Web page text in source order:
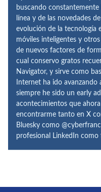
buscando
línea y de las novedades
evolución de la tecnología
móviles inteligentes y
de nuevos factores de
cual conservo gratos
Navigator, y sirve como
Internet ha ido avanzando
siempre he sido un early
acontecimientos que
encontrarme tanto en X
Bluesky como
profesional LinkedIn como